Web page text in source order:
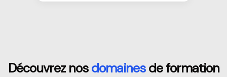
Découvrez nosdomainesde formation